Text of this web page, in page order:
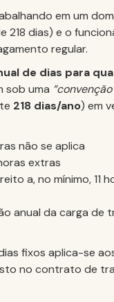
em um
dias) e o
regular.
de dias para
sob uma
218 dias/ano) em
não se aplica
extras
a, no mínimo, 11
anual da carga de
fixos aplica-se
no contrato de